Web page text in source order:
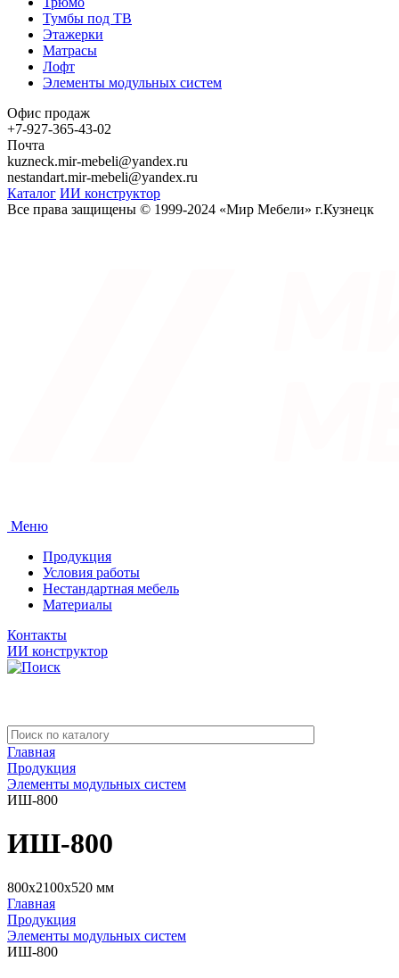
Тумбы под ТВ
Этажерки
Матрасы
Лофт
Элементы модульных систем
Офис продаж
+7-927-365-43-02
Почта
kuzneck.mir-mebeli@yandex.ru
nestandart.mir-mebeli@yandex.ru
Каталог ИИ конструктор
Все права защищены © 1999-2024 «Мир Мебели» г.Кузнецк
Меню
Продукция
Условия работы
Нестандартная мебель
Материалы
Контакты
ИИ конструктор
Главная
Продукция
Элементы модульных систем
ИШ-800
ИШ-800
800x2100x520 мм
Главная
Продукция
Элементы модульных систем
ИШ-800